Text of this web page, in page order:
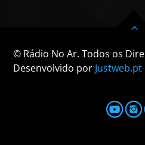
© Rádio No Ar. Todos os
Desenvolvido por Justweb.pt